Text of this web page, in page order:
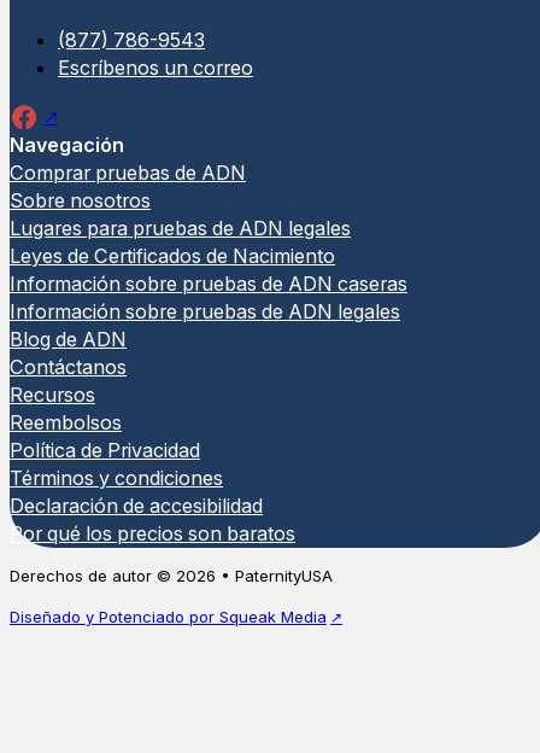
(877) 786-9543
Escríbenos un correo
Navegación
Comprar pruebas de ADN
Sobre nosotros
Lugares para pruebas de ADN legales
Leyes de Certificados de Nacimiento
Información sobre pruebas de ADN caseras
Información sobre pruebas de ADN legales
Blog de ADN
Contáctanos
Recursos
Reembolsos
Política de Privacidad
Términos y condiciones
Declaración de accesibilidad
Por qué los precios son baratos
Derechos de autor © 2026 • PaternityUSA
Diseñado y Potenciado por Squeak Media